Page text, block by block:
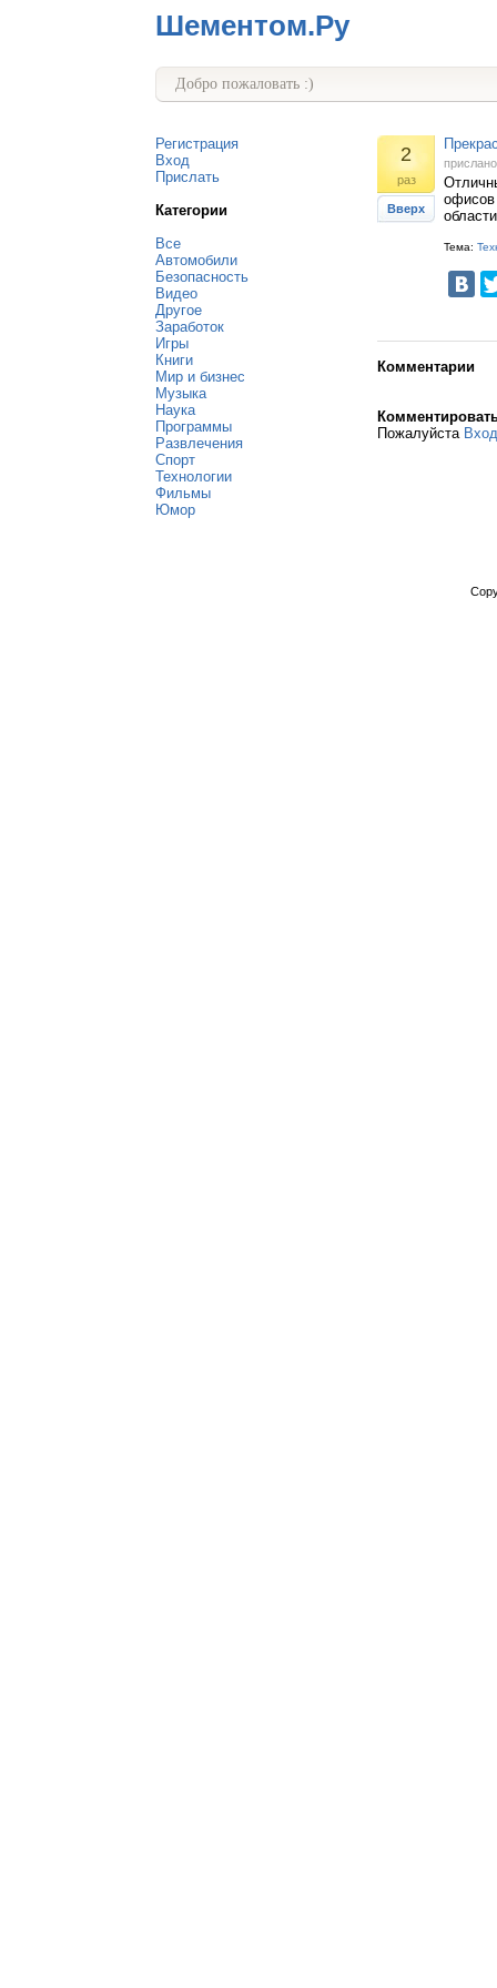
Шементом.Ру
Добро пожаловать :)
Регистрация
Вход
Прислать
Категории
Все
Автомобили
Безопасность
Видео
Другое
Заработок
Игры
Книги
Мир и бизнес
Музыка
Наука
Программы
Развлечения
Спорт
Технологии
Фильмы
Юмор
2
раз
Вверх
офисов
Тема:
Комментарии
Пожалуйста Вход